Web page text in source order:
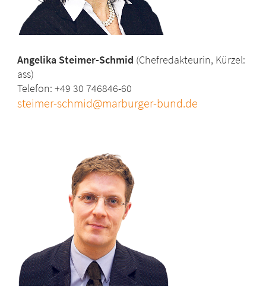
Angelika Steimer-Schmid (Chefredakteurin, Kürzel:
ass)
Telefon: +49 30 746846-60
steimer-schmid@marburger-bund.de